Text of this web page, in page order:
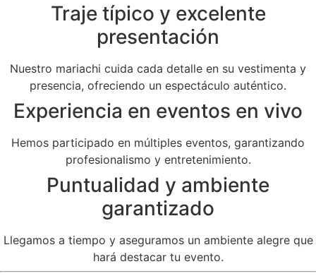
Traje típico y excelente
presentación
Nuestro mariachi cuida cada detalle en su vestimenta y
presencia, ofreciendo un espectáculo auténtico.
Experiencia en eventos en vivo
Hemos participado en múltiples eventos, garantizando
profesionalismo y entretenimiento.
Puntualidad y ambiente
garantizado
Llegamos a tiempo y aseguramos un ambiente alegre que
hará destacar tu evento.